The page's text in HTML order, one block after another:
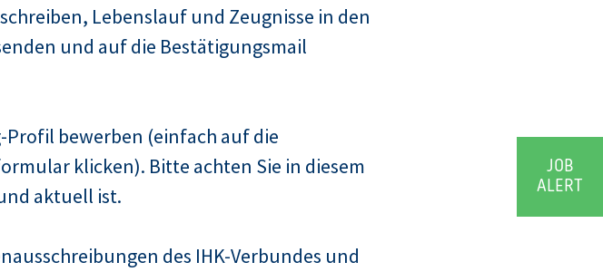
Lebenslauf und Zeugnisse in den
und auf die Bestätigungsmail
bewerben (einfach auf die
klicken). Bitte achten Sie in diesem
aktuell ist.
des IHK-Verbundes und
JOB
ALERT